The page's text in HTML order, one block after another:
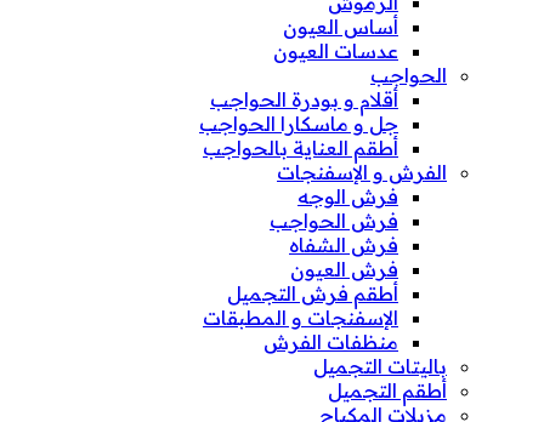
أساس العيون
عدسات العيون
الحواجب
أقلام و بودرة الحواجب
جل و ماسكارا الحواجب
أطقم العناية بالحواجب
الفرش و الإسفنجات
فرش الوجه
فرش الحواجب
فرش الشفاه
فرش العيون
أطقم فرش التجميل
الإسفنجات و المطبقات
منظفات الفرش
باليتات التجميل
أطقم التجميل
مزيلات المكياج